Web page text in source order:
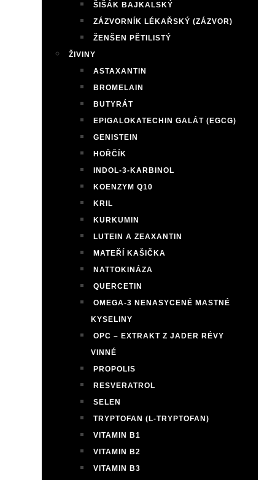
ŠIŠÁK BAJKALSKÝ
ZÁZVORNÍK LÉKAŘSKÝ (ZÁZVOR)
ŽENŠEN PĚTILISTÝ
ŽIVINY
ASTAXANTIN
BROMELAIN
BUTYRÁT
EPIGALOKATECHIN GALÁT (EGCG)
GENISTEIN
HOŘČÍK
INDOL-3-KARBINOL
KOENZYM Q10
KRIL
KURKUMIN
LUTEIN A ZEAXANTIN
MATEŘÍ KAŠIČKA
NATTOKINÁZA
QUERCETIN
OMEGA-3 NENASYCENÉ MASTNÉ
KYSELINY
OPC – EXTRAKT Z JADER RÉVY
VINNÉ
PROPOLIS
RESVERATROL
SELEN
TRYPTOFAN (L-TRYPTOFAN)
VITAMIN B1
VITAMIN B2
VITAMIN B3